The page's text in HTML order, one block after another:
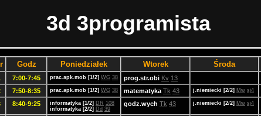
3d 3programista
Godz Poniedziałek Wtorek Środa
7:00-7:45 prac.apk.mob [1/2] WG 38 prog.str.obi Kv 13
7:50-8:35 prac.apk.mob [1/2] WG 38 matematyka Tk 43 j.niemiecki [2/2] Mw sj4
8:40-9:25 informatyka [1/2] DR 108
informatyka [2/2] Dd 39
godz.wych Tk 43 j.niemiecki [2/2] Mw sj4